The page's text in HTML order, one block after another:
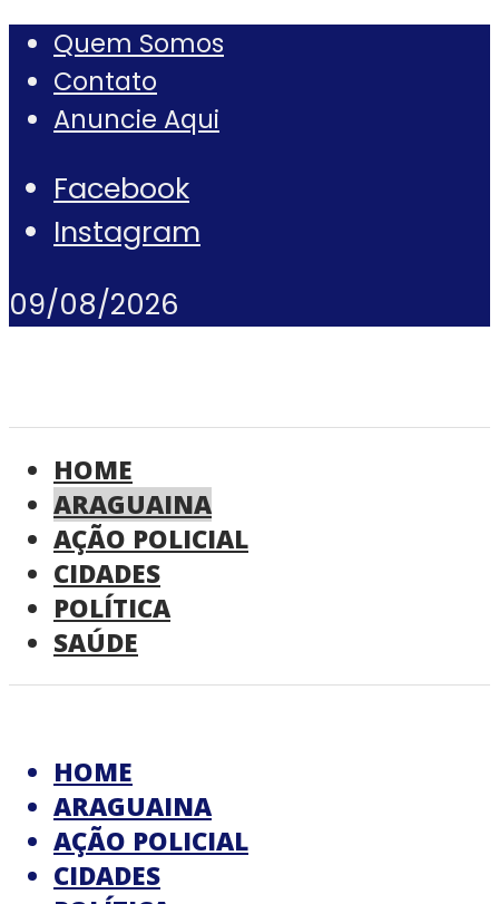
Quem Somos
Contato
Anuncie Aqui
Facebook
Instagram
09/08/2026
HOME
ARAGUAINA
AÇÃO POLICIAL
CIDADES
POLÍTICA
SAÚDE
HOME
ARAGUAINA
AÇÃO POLICIAL
CIDADES